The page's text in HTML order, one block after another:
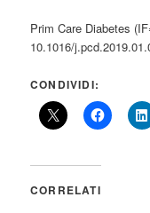
Prim Care Diabetes
10.1016/
CONDIVIDI:
CORRELATI